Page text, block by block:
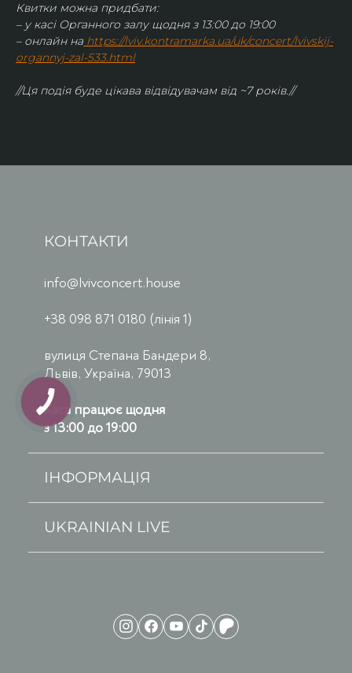
Квитки можна придбати:
– у касі Органного залу щодня з 13:00 до 19:00
– онлайн на https://lviv.kontramarka.ua/uk/concert/lvivskij-
organnyj-zal-533.html
//Ця подія буде цікава відвідувачам від ~7 років.//
КОНТАКТИ
info@lvivconcert.house
+38 098 871 0180 (лінія 1)
вулиця Степана Бандери 8,
Львів, Україна, 79013
Каса працює щодня
з 13:00 до 19:00
ІНФОРМАЦІЯ
UKRAINIAN LIVE